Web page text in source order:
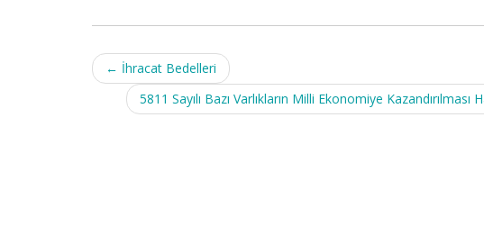
Post
navigation
← İhracat Bedelleri
5811 Sayılı Bazı Varlıkların Milli Ekonomiye